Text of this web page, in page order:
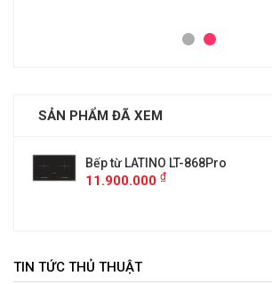
SẢN PHẨM ĐÃ XEM
Bếp từ LATINO LT-868Pro
11.900.000 ₫
TIN TỨC THỦ THUẬT